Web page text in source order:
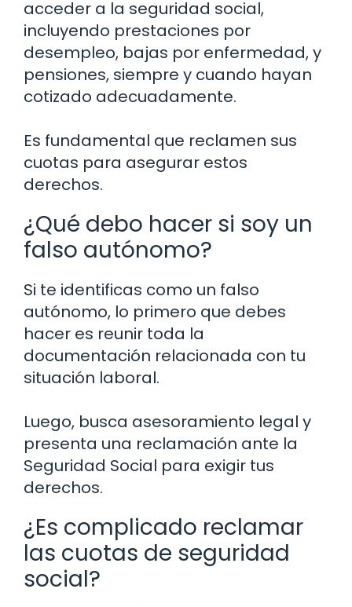
acceder a la seguridad social,
incluyendo prestaciones por
desempleo, bajas por enfermedad, y
pensiones, siempre y cuando hayan
cotizado adecuadamente.
Es fundamental que reclamen sus
cuotas para asegurar estos
derechos.
¿Qué debo hacer si soy un
falso autónomo?
Si te identificas como un falso
autónomo, lo primero que debes
hacer es reunir toda la
documentación relacionada con tu
situación laboral.
Luego, busca asesoramiento legal y
presenta una reclamación ante la
Seguridad Social para exigir tus
derechos.
¿Es complicado reclamar
las cuotas de seguridad
social?